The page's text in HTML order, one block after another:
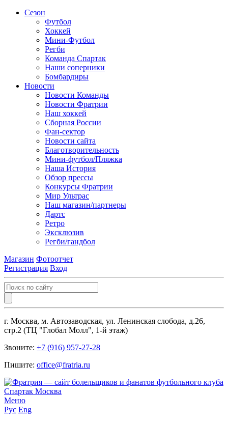
Сезон
Футбол
Хоккей
Мини-Футбол
Регби
Команда Спартак
Наши соперники
Бомбардиры
Новости
Новости Команды
Новости Фратрии
Наш хоккей
Сборная России
Фан-cектор
Новости сайта
Благотворительность
Мини-футбол/Пляжка
Наша История
Обзор прессы
Конкурсы Фратрии
Мир Ультрас
Наш магазин/партнеры
Дартс
Ретро
Эксклюзив
Регби/гандбол
Магазин Фотоотчет
Регистрация Вход
г. Москва, м. Автозаводская, ул. Ленинская слобода, д.26,
стр.2 (ТЦ "Глобал Молл", 1-й этаж)
Звоните: +7 (916) 957-27-28
Пишите: office@fratria.ru
Меню
Рус Eng